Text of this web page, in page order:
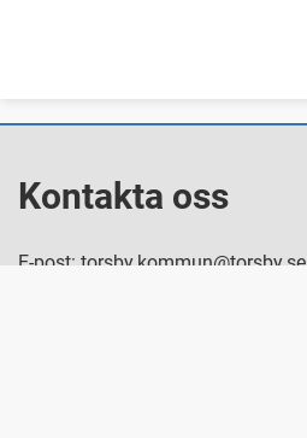
Kontakta oss
E-post: torsby.kommun@torsby.se